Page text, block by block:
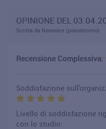
OPINIONE DEL
Scritta da NonnoIce (pseudonimo)
Recensione Complessiva:
Soddisfazione
Livello di soddisfazione
con lo studio: